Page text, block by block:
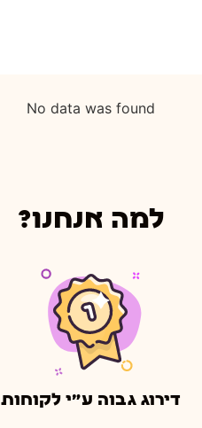
No data was found
למה אנחנו?
דירוג גבוה ע״י לקוחות